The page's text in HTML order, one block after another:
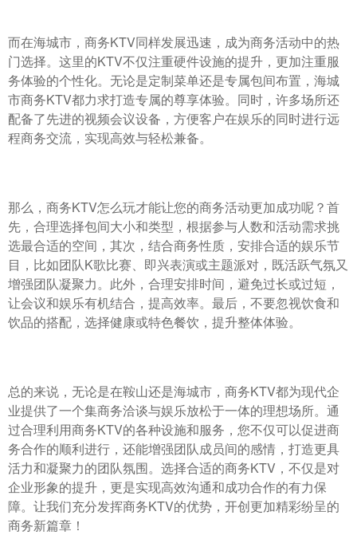
而在海城市，商务KTV同样发展迅速，成为商务活动中的热
门选择。这里的KTV不仅注重硬件设施的提升，更加注重服
务体验的个性化。无论是定制菜单还是专属包间布置，海城
市商务KTV都力求打造专属的尊享体验。同时，许多场所还
配备了先进的视频会议设备，方便客户在娱乐的同时进行远
程商务交流，实现高效与轻松兼备。
那么，商务KTV怎么玩才能让您的商务活动更加成功呢？首
先，合理选择包间大小和类型，根据参与人数和活动需求挑
选最合适的空间，其次，结合商务性质，安排合适的娱乐节
目，比如团队K歌比赛、即兴表演或主题派对，既活跃气氛又
增强团队凝聚力。此外，合理安排时间，避免过长或过短，
让会议和娱乐有机结合，提高效率。最后，不要忽视饮食和
饮品的搭配，选择健康或特色餐饮，提升整体体验。
总的来说，无论是在鞍山还是海城市，商务KTV都为现代企
业提供了一个集商务洽谈与娱乐放松于一体的理想场所。通
过合理利用商务KTV的各种设施和服务，您不仅可以促进商
务合作的顺利进行，还能增强团队成员间的感情，打造更具
活力和凝聚力的团队氛围。选择合适的商务KTV，不仅是对
企业形象的提升，更是实现高效沟通和成功合作的有力保
障。让我们充分发挥商务KTV的优势，开创更加精彩纷呈的
商务新篇章！